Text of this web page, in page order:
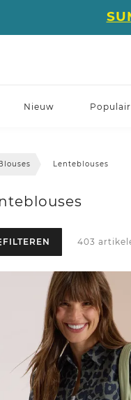
Nieuw Populair
Lenteblouses
FILTEREN 403